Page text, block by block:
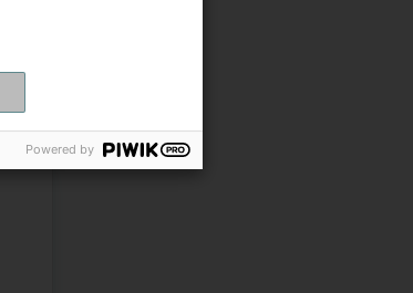
Powered by